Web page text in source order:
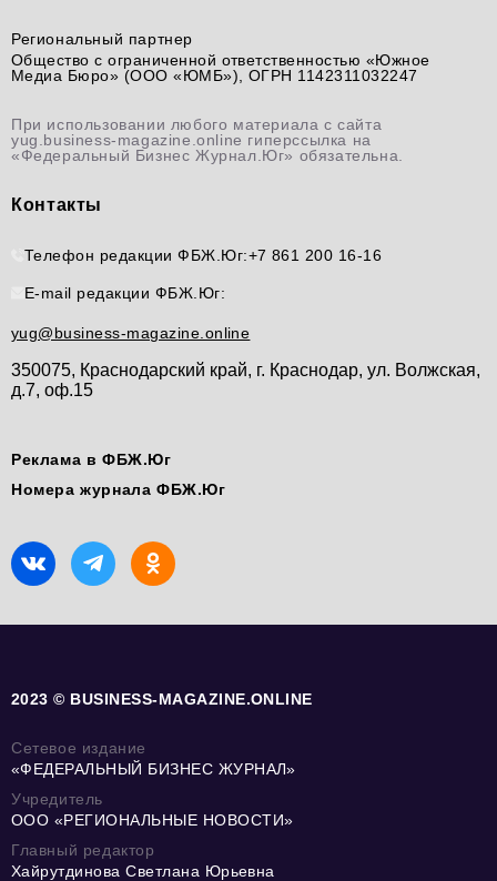
Региональный партнер
Общество с ограниченной ответственностью «Южное
Медиа Бюро» (ООО «ЮМБ»), ОГРН 1142311032247
При использовании любого материала с сайта
yug.business-magazine.online гиперссылка на
«Федеральный Бизнес Журнал.Юг» обязательна.
Контакты
Телефон редакции ФБЖ.Юг:+7 861 200 16-16
E-mail редакции ФБЖ.Юг:
yug@business-magazine.online
350075, Краснодарский край, г. Краснодар, ул. Волжская,
д.7, оф.15
Реклама в ФБЖ.Юг
Номера журнала ФБЖ.Юг
2023 © BUSINESS-MAGAZINE.ONLINE
Сетевое издание
«ФЕДЕРАЛЬНЫЙ БИЗНЕС ЖУРНАЛ»
Учредитель
ООО «РЕГИОНАЛЬНЫЕ НОВОСТИ»
Главный редактор
Хайрутдинова Светлана Юрьевна